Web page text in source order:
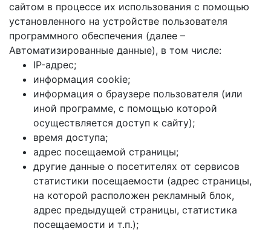
сайтом в процессе их использования с помощью
установленного на устройстве пользователя
программного обеспечения (далее –
Автоматизированные данные), в том числе:
IP-адрес;
информация cookie;
информация о браузере пользователя (или
иной программе, с помощью которой
осуществляется доступ к сайту);
время доступа;
адрес посещаемой страницы;
другие данные о посетителях от сервисов
статистики посещаемости (адрес страницы,
на которой расположен рекламный блок,
адрес предыдущей страницы, статистика
посещаемости и т.п.);